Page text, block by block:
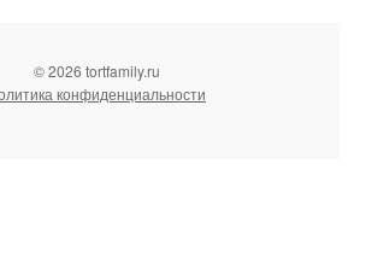
© 2026 tortfamily.ru
конфиденциальности